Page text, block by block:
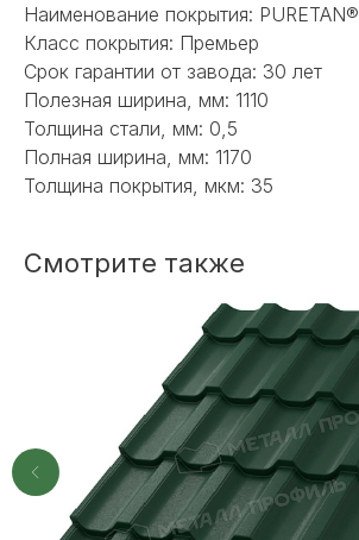
Наименование покрытия: PURETAN®
Класс покрытия: Премьер
Срок гарантии от завода: 30 лет
Полезная ширина, мм: 1110
Толщина стали, мм: 0,5
Полная ширина, мм: 1170
Толщина покрытия, мкм: 35
Смотрите также
Или напишите нам напрямую
Наш менеджер готов ответить на
все вопросы. Свяжитесь по
телефону или заполните форму для
индивидуального подбора.
ОТПРАВИТЬ